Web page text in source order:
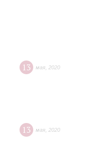
13 мая 2020
13 мая 2020